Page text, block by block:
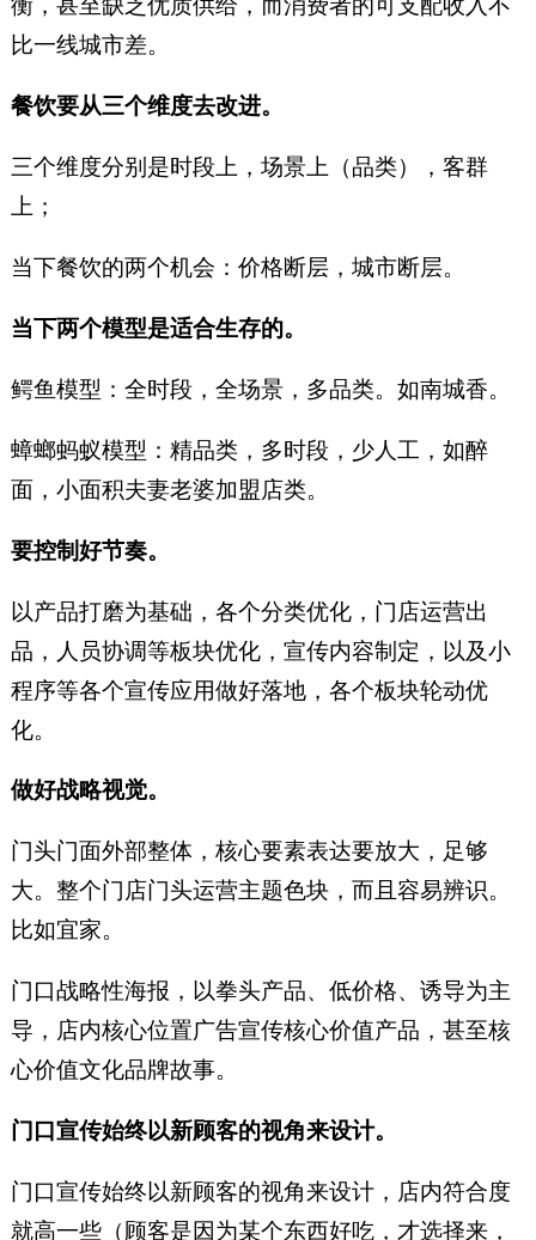
衡，甚至缺乏优质供给，而消费者的可支配收入不
比一线城市差。
餐饮要从三个维度去改进。
三个维度分别是时段上，场景上（品类），客群
上；
当下餐饮的两个机会：价格断层，城市断层。
当下两个模型是适合生存的。
鳄鱼模型：全时段，全场景，多品类。如南城香。
蟑螂蚂蚁模型：精品类，多时段，少人工，如醉
面，小面积夫妻老婆加盟店类。
要控制好节奏。
以产品打磨为基础，各个分类优化，门店运营出
品，人员协调等板块优化，宣传内容制定，以及小
程序等各个宣传应用做好落地，各个板块轮动优
化。
做好战略视觉。
门头门面外部整体，核心要素表达要放大，足够
大。整个门店门头运营主题色块，而且容易辨识。
比如宜家。
门口战略性海报，以拳头产品、低价格、诱导为主
导，店内核心位置广告宣传核心价值产品，甚至核
心价值文化品牌故事。
门口宣传始终以新顾客的视角来设计。
门口宣传始终以新顾客的视角来设计，店内符合度
就高一些（顾客是因为某个东西好吃，才选择来，